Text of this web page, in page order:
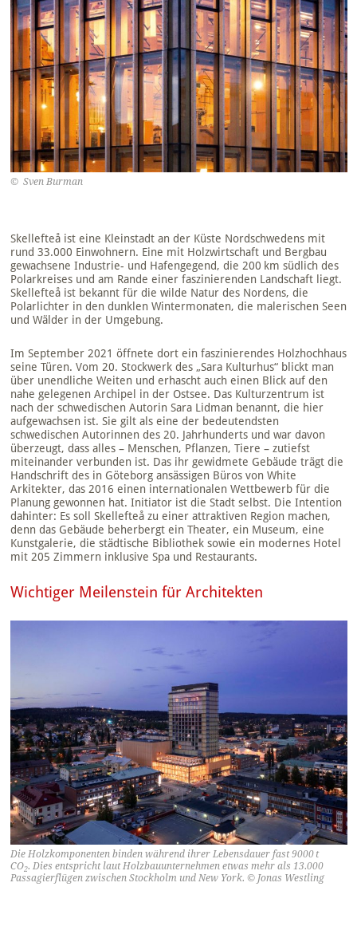
© Sven Burman
Skellefteå ist eine Kleinstadt an der Küste Nordschwedens mit
rund 33.000 Einwohnern. Eine mit Holzwirtschaft und Bergbau
gewachsene Industrie- und Hafengegend, die 200 km südlich des
Polarkreises und am Rande einer faszinierenden Landschaft liegt.
Skellefteå ist bekannt für die wilde Natur des Nordens, die
Polarlichter in den dunklen Wintermonaten, die malerischen Seen
und Wälder in der Umgebung.
Im September 2021 öffnete dort ein faszinierendes Holzhochhaus
seine Türen. Vom 20. Stockwerk des „Sara Kulturhus“ blickt man
über unendliche Weiten und erhascht auch einen Blick auf den
nahe gelegenen Archipel in der Ostsee. Das Kulturzentrum ist
nach der schwedischen Autorin Sara Lidman benannt, die hier
aufgewachsen ist. Sie gilt als eine der bedeutendsten
schwedischen Autorinnen des 20. Jahrhunderts und war davon
überzeugt, dass alles – Menschen, Pflanzen, Tiere – zutiefst
miteinander verbunden ist. Das ihr gewidmete Gebäude trägt die
Handschrift des in Göteborg ansässigen Büros von White
Arkitekter, das 2016 einen internationalen Wettbewerb für die
Planung gewonnen hat. Initiator ist die Stadt selbst. Die Intention
dahinter: Es soll Skellefteå zu einer attraktiven Region machen,
denn das Gebäude beherbergt ein Theater, ein Museum, eine
Kunstgalerie, die städtische Bibliothek sowie ein modernes Hotel
mit 205 Zimmern inklusive Spa und Restaurants.
Wichtiger Meilenstein für Architekten
Die Holzkomponenten binden während ihrer Lebensdauer fast 9000 t
CO2. Dies entspricht laut Holzbauunternehmen etwas mehr als 13.000
Passagierflügen zwischen Stockholm und New York. © Jonas Westling